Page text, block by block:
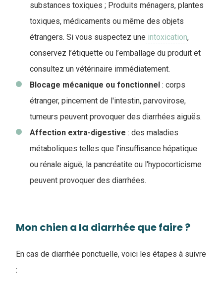
substances toxiques ; Produits ménagers, plantes
toxiques, médicaments ou même des objets
étrangers. Si vous suspectez une intoxication,
conservez l’étiquette ou l’emballage du produit et
consultez un vétérinaire immédiatement.
Blocage mécanique ou fonctionnel : corps
étranger, pincement de l'intestin, parvovirose,
tumeurs peuvent provoquer des diarrhées aiguës.
Affection extra-digestive : des maladies
métaboliques telles que l'insuffisance hépatique
ou rénale aiguë, la pancréatite ou l'hypocorticisme
peuvent provoquer des diarrhées.
Mon chien a la diarrhée que faire ?
En cas de diarrhée ponctuelle, voici les étapes à suivre
: